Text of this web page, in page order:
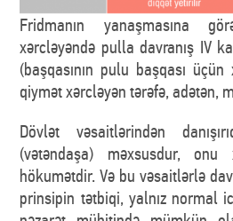
Fridmanın yanaşmasına
xərcləyəndə pulla davranış IV
(başqasının pulu başqası
qiymət xərcləyən tərəfə, adətən,
Dövlət vəsaitlərindən
(vətəndaşa) məxsusdur,
hökumətdir. Və bu vəsaitlərlə
prinsipin tətbiqi, yalnız normal